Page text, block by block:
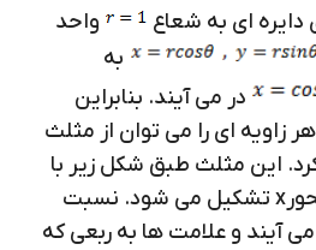
ای به شعاع
واحد
به
در می آیند. بنابراین
ای را می توان از مثلث
این مثلث طبق شکل زیر با
رسم خطی عمود بر محورx تشکیل می شود. نسبت
آیند و علامت ها به ربعی که